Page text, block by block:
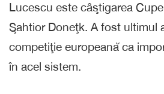
Lucescu este câştigarea
Şahtior Doneţk. A fost ultimul
competiţie europeană ca
în acel sistem.